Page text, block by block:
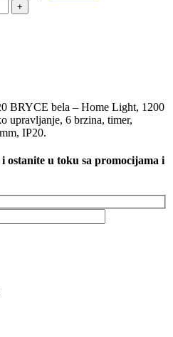
+
BRYCE bela – Home Light, 1200
upravljanje, 6 brzina, timer,
IP20.
ostanite u toku sa promocijama i